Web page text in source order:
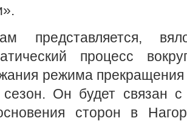
представляется,
процесс
режима прекращения
сезон. Он будет связан
сторон в